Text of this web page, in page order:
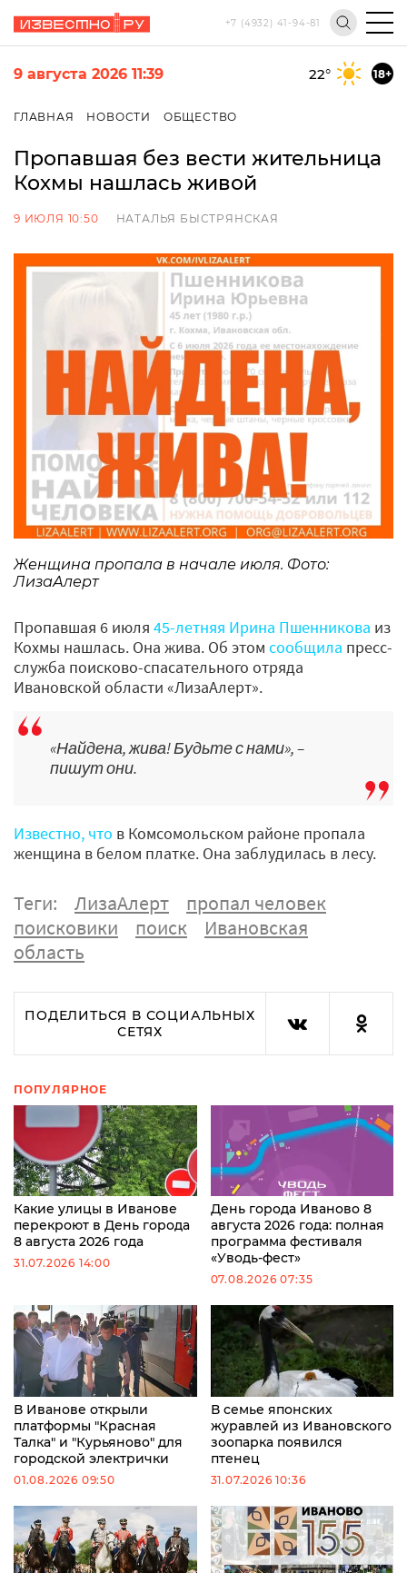
+7 (4932) 41-94-81
9 августа 2026 11:39 22° 18+
ГЛАВНАЯ НОВОСТИ ОБЩЕСТВО
Пропавшая без вести жительница
Кохмы нашлась живой
9 ИЮЛЯ 10:50 НАТАЛЬЯ БЫСТРЯНСКАЯ
Женщина пропала в начале июля. Фото:
ЛизаАлерт
Пропавшая 6 июля 45-летняя Ирина Пшенникова из
Кохмы нашлась. Она жива. Об этом сообщила пресс-
служба поисково-спасательного отряда
Ивановской области «ЛизаАлерт».
«Найдена, жива! Будьте с нами», –
пишут они.
Известно, что в Комсомольском районе пропала
женщина в белом платке. Она заблудилась в лесу.
Теги: ЛизаАлерт
пропал человек
поисковики
поиск
Ивановская
область
ПОДЕЛИТЬСЯ В СОЦИАЛЬНЫХ
СЕТЯХ
ПОПУЛЯРНОЕ
Какие улицы в Иванове
перекроют в День города
8 августа 2026 года
31.07.2026 14:00
День города Иваново 8
августа 2026 года: полная
программа фестиваля
«Уводь-фест»
07.08.2026 07:35
В Иванове открыли
платформы "Красная
Талка" и "Курьяново" для
городской электрички
01.08.2026 09:50
В семье японских
журавлей из Ивановского
зоопарка появился
птенец
31.07.2026 10:36